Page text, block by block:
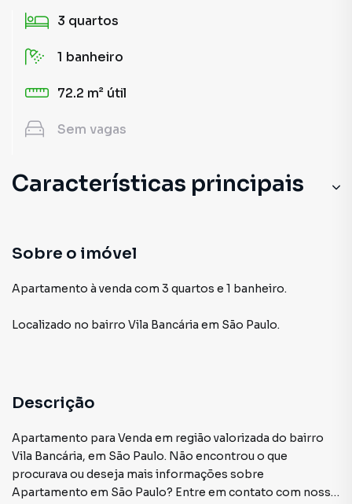
3 quartos
1 banheiro
72.2 m² útil
Sem vagas
Características principais
Sobre o imóvel
Apartamento à venda com 3 quartos e 1 banheiro.
Localizado no bairro Vila Bancária em São Paulo.
Descrição
Apartamento para Venda em região valorizada do bairro
Vila Bancária, em São Paulo. Não encontrou o que
procurava ou deseja mais informações sobre
Apartamento em São Paulo? Entre em contato com nossa